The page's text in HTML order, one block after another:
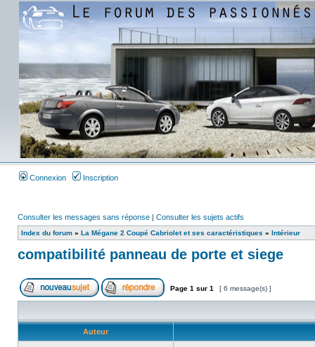
Connexion Inscription
Consulter les messages sans réponse | Consulter les sujets actifs
Index du forum » La Mégane 2 Coupé Cabriolet et ses caractéristiques » Intérieur
compatibilité panneau de porte et siege
Page 1 sur 1 [ 6 message(s) ]
Auteur